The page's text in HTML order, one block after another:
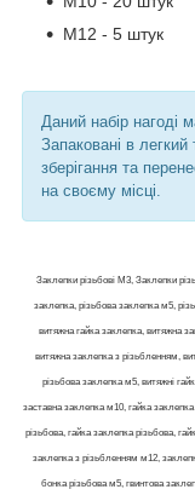
М12 - 5 штук
Даний набір нагоді
Запаковані в
зберігання та
на своєму місці.
Заклепки різьбові М3, Заклепки
заклепка, різьбова заклепка м5,
витяжна гайка заклепка, витяжна
витяжна заклепка з різьбленням,
різьбова заклепка м5, витяжні
заставна заклепка м10, гайка
різьбова, гайка заклепка різьбова,
заклепка з різьбленням м12,
бонка різьбова м5, гвинтова